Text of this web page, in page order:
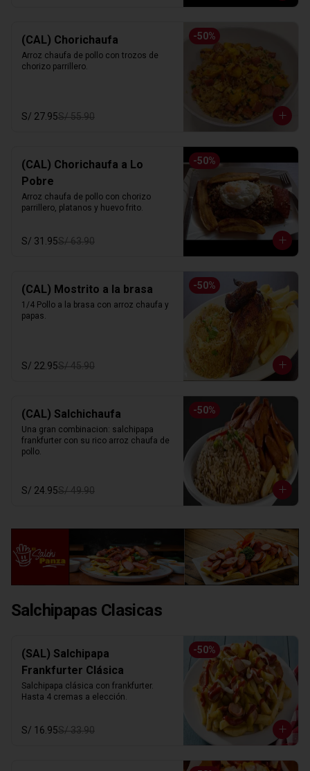
-50%
(CAL) Chorichaufa
Arroz chaufa de pollo con trozos de
chorizo parrillero.
S/ 27.95S/ 55.90
-50%
(CAL) Chorichaufa a Lo
Pobre
Arroz chaufa de pollo con chorizo
parrillero, platanos y huevo frito.
S/ 31.95S/ 63.90
-50%
(CAL) Mostrito a la brasa
1/4 Pollo a la brasa con arroz chaufa y
papas.
S/ 22.95S/ 45.90
-50%
(CAL) Salchichaufa
Una gran combinacion: salchipapa
frankfurter con su rico arroz chaufa de
pollo.
S/ 24.95S/ 49.90
Salchipapas Clasicas
-50%
(SAL) Salchipapa
Frankfurter Clásica
Salchipapa clásica con frankfurter.
Hasta 4 cremas a elección.
S/ 16.95S/ 33.90